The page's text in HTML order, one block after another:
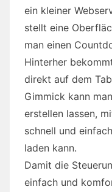
ein kleiner
stellt eine
man einen
Hinterher
direkt auf dem
Gimmick kann
erstellen lassen,
schnell und
laden kann.
Damit die
einfach und